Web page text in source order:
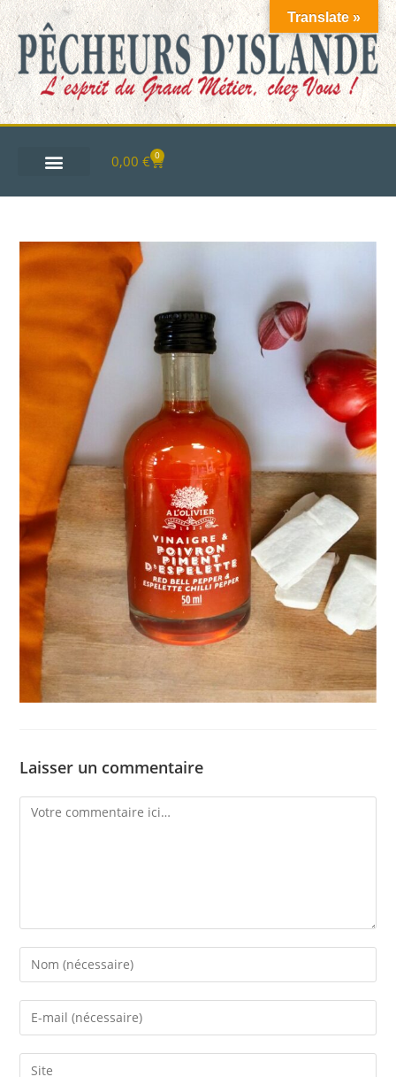
0,00 € 0
Laisser un commentaire
Translate »